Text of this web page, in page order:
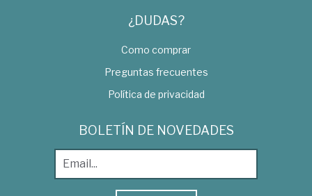
¿DUDAS?
Como comprar
Preguntas frecuentes
Política de privacidad
BOLETÍN DE NOVEDADES